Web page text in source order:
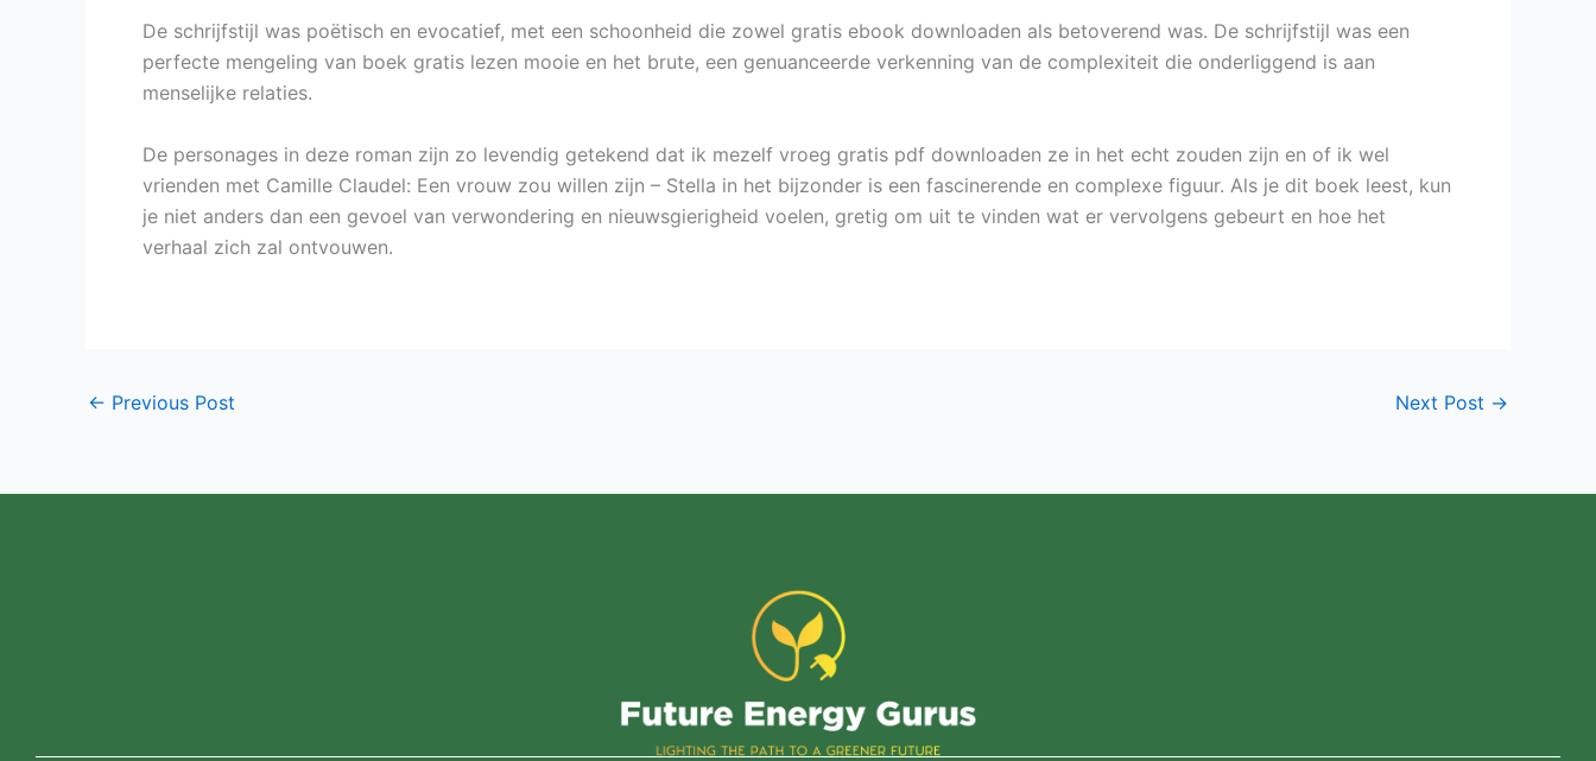
De schrijfstijl was poëtisch en evocatief, met een schoonheid die zowel gratis ebook downloaden als betoverend was. De schrijfstijl was een
perfecte mengeling van boek gratis lezen mooie en het brute, een genuanceerde verkenning van de complexiteit die onderliggend is aan
menselijke relaties.
De personages in deze roman zijn zo levendig getekend dat ik mezelf vroeg gratis pdf downloaden ze in het echt zouden zijn en of ik wel
vrienden met Camille Claudel: Een vrouw zou willen zijn – Stella in het bijzonder is een fascinerende en complexe figuur. Als je dit boek leest, kun
je niet anders dan een gevoel van verwondering en nieuwsgierigheid voelen, gretig om uit te vinden wat er vervolgens gebeurt en hoe het
verhaal zich zal ontvouwen.
← Previous Post Next Post →